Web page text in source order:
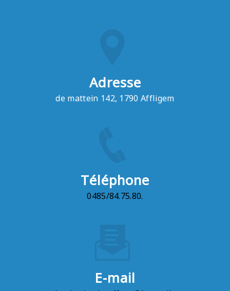
Adresse
de mattein 142, 1790 Affligem
Téléphone
0485/84.75.80.
E-mail